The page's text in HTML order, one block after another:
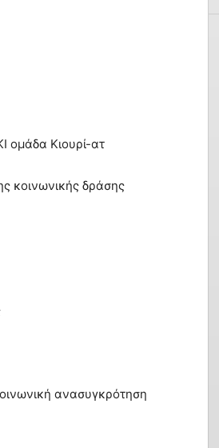
ομάδα Κιουρί-ατ
κοινωνικής δράσης
ανασυγκρότηση